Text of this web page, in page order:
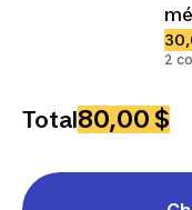
2
Total80,00 $